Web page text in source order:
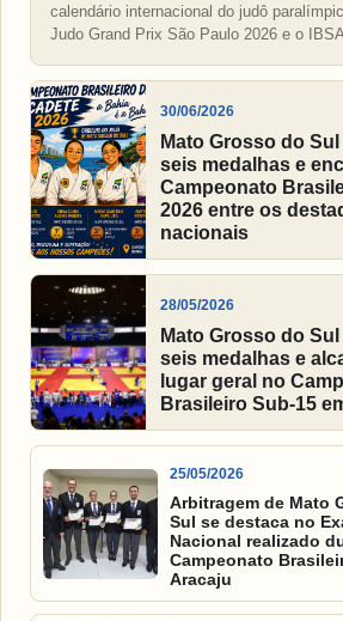
calendário internacional do judô
Judo Grand Prix São Paulo 2026 e o
30/06/2026
Mato Grosso do
seis medalhas e
Campeonato
2026 entre os
nacionais
28/05/2026
Mato Grosso do
seis medalhas e
lugar geral no
Brasileiro Sub-15
25/05/2026
Arbitragem de Mato
Sul se destaca no
Nacional realizado
Campeonato
Aracaju